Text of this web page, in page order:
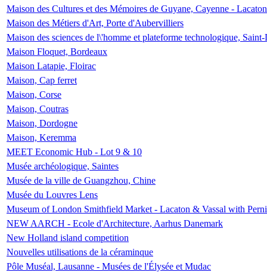
Maison des Cultures et des Mémoires de Guyane, Cayenne -
Maison des Métiers d'Art, Porte d'Aubervilliers
Maison des sciences de l\'homme et plateforme technologique,
Maison Floquet, Bordeaux
Maison Latapie, Floirac
Maison, Cap ferret
Maison, Corse
Maison, Coutras
Maison, Dordogne
Maison, Keremma
MEET Economic Hub - Lot 9 & 10
Musée archéologique, Saintes
Musée de la ville de Guangzhou, Chine
Musée du Louvres Lens
Museum of London Smithfield Market - Lacaton & Vassal with
NEW AARCH - Ecole d'Architecture, Aarhus Danemark
New Holland island competition
Nouvelles utilisations de la céraminque
Pôle Muséal, Lausanne - Musées de l'Élysée et Mudac